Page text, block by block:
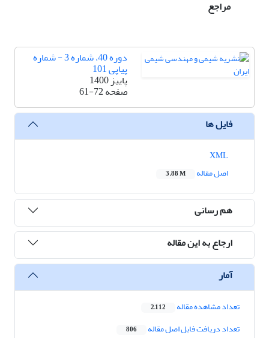
مراجع
دوره 40، شماره 3 - شماره
پیاپی 101
پاییز 1400
صفحه61-72
فایل ها
اصل مقاله
3.88 M
هم رسانی
ارجاع به این مقاله
آمار
تعداد مشاهده مقاله 2,112
تعداد دریافت فایل اصل مقاله 806